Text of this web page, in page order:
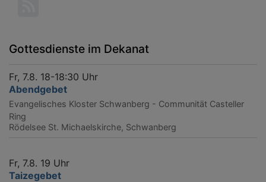
Gottesdienste im Dekanat
Fr, 7.8. 18-18:30 Uhr
Abendgebet
Evangelisches Kloster Schwanberg - Communität Casteller
Ring
Rödelsee St. Michaelskirche, Schwanberg
Fr, 7.8. 19 Uhr
Taizegebet